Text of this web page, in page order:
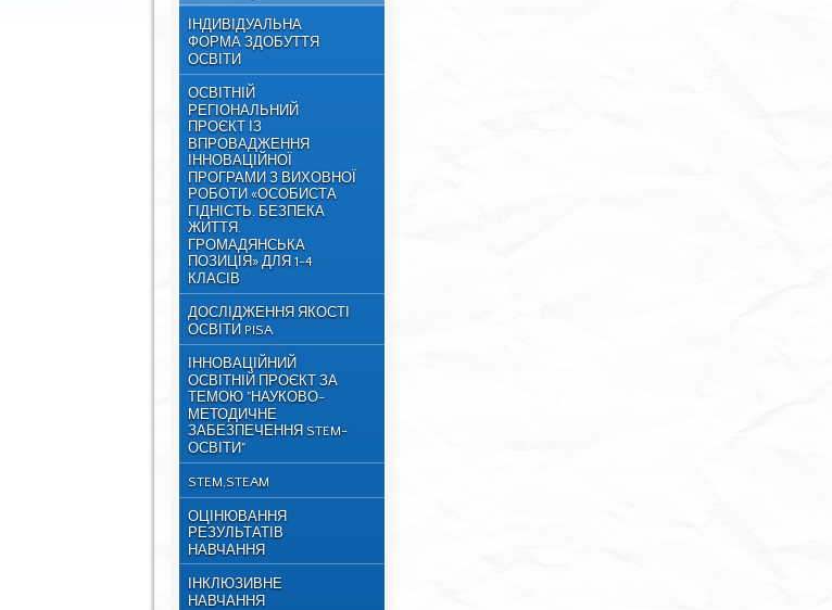
ІНДИВІДУАЛЬНА
ФОРМА ЗДОБУТТЯ
ОСВІТИ
ОСВІТНІЙ
РЕГІОНАЛЬНИЙ
ПРОЄКТ ІЗ
ВПРОВАДЖЕННЯ
ІННОВАЦІЙНОЇ
ПРОГРАМИ З ВИХОВНОЇ
РОБОТИ «ОСОБИСТА
ГІДНІСТЬ. БЕЗПЕКА
ЖИТТЯ.
ГРОМАДЯНСЬКА
ПОЗИЦІЯ» ДЛЯ 1-4
КЛАСІВ
ДОСЛІДЖЕННЯ ЯКОСТІ
ОСВІТИ PISA
ІННОВАЦІЙНИЙ
ОСВІТНІЙ ПРОЄКТ ЗА
ТЕМОЮ "НАУКОВО-
МЕТОДИЧНЕ
ЗАБЕЗПЕЧЕННЯ STEM-
ОСВІТИ"
STEM,STEAM
ОЦІНЮВАННЯ
РЕЗУЛЬТАТІВ
НАВЧАННЯ
ІНКЛЮЗИВНЕ
НАВЧАННЯ